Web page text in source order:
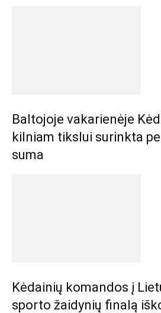
Baltojoje vakarienėje
kilniam tikslui surinkta
suma
Kėdainių komandos į
sporto žaidynių finalą